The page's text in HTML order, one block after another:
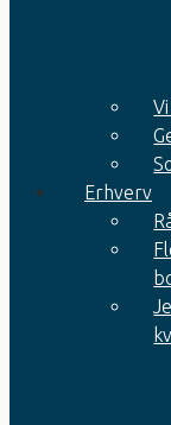
Erhverv